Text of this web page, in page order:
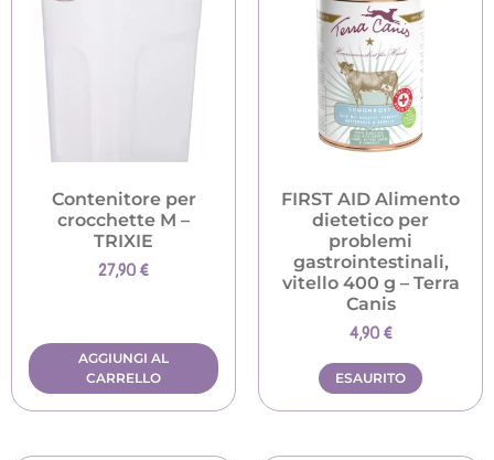
Contenitore per
crocchette M –
TRIXIE
27,90 €
AGGIUNGI AL
CARRELLO
FIRST AID Alimento
dietetico per
problemi
gastrointestinali,
vitello 400 g – Terra
Canis
4,90 €
ESAURITO